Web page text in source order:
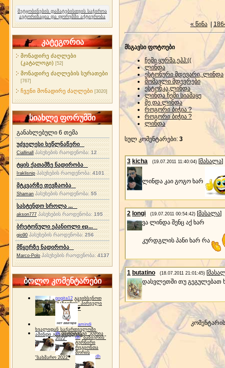
შეტყობინების დამატებისთვის საჭიროა
ავტორიზაცია და ფორუმში აქტიურობა
კატეგორია
მონადირე ძაღლები
(კატალოგი) [52]
მონადირე ძაღლების სურათები
[767]
ჩვენი მონადირე ძაღლები [3020]
სიახლე ფორუმში
განახლებული 6 თემა
უძველესი ხეწლნაწერი
Ciallinall პასუხების რაოდენობა:12
ტყის ქათამზე ნადირობა
Iraklisnip პასუხების რაოდენობა: 4101
მტკვარზე თევზაობა
Shaman პასუხების რაოდენობა:55
სასტენდო სროლა ...
akson777 პასუხების რაოდენობა:195
ბრეტონული ეპანიოლი ep...
gio90 პასუხების რაოდენობა:256
მწყერზე ნადირობა
Marco-Polo პასუხების რაოდენობა:4137
ბოლო კომენტარები
gogita12 გავიხსენოთ
"ბაზიერის" პირველი
ტურნირი ❤
amindi
ხვალიდან საქართველოში
ამინდი გაუარესდება
dh სპორტინგი "გურია
2022"
dh "ბაზიერის"
ტურნირი
რეგიონთა
შორის
"ბახმარო 2022"
dh
« წინა
მსგავსი ფოტოები
ჩემი ყურშა.ეჰჰ:((
ლინდა
ესტონური მდევარი, ლინდა
მომავლი მდევრები
ესტონკა,ლინდა
ლინდა ჩემი სიამაყე
მე და ლინდა
როგორი ბიჭია ?
როგორი ბიჭია ?
ლინდა
სულ კომენტარები: 3
3 kicha (19.07.2011 11:40:04) [მასალა]
ლინდა კაი გოგო ხარ
2 longi (19.07.2011 00:54:42) [მასალა]
ვა ლინდა შენც აქ ხარ
კურდგლის პანი ხარ რა
1 butatino (18.07.2011 21:01:45) [
დასვლეთში თუ გეგულებათ